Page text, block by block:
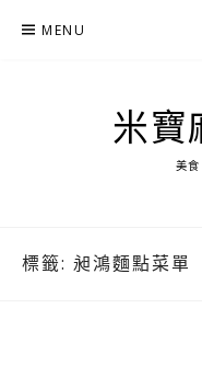
MENU
米寶
美
標籤: 昶鴻麵點菜單